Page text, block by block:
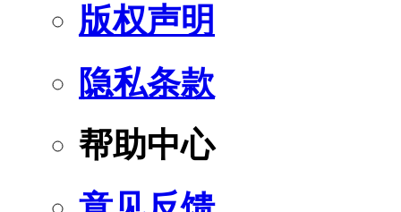
版权声明
隐私条款
帮助中心